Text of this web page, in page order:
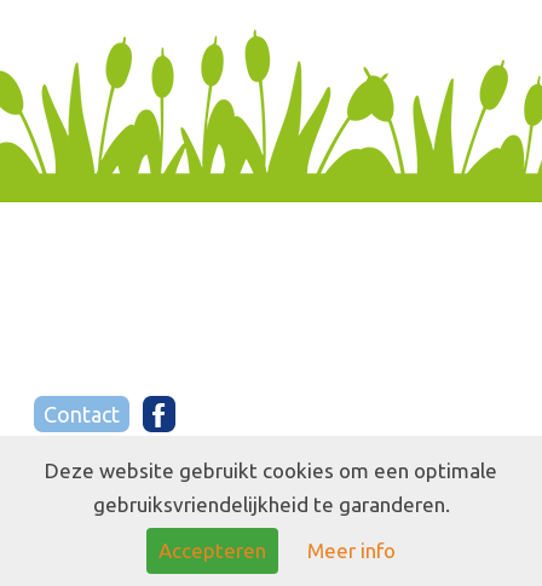
Contact 
Deze website gebruikt cookies om een optimale
gebruiksvriendelijkheid te garanderen.
Accepteren
Meer info